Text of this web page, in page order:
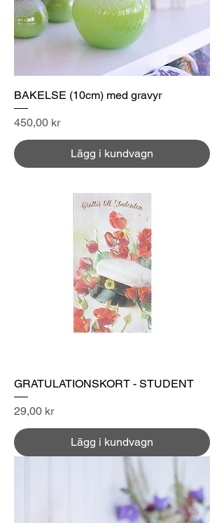
BAKELSE (10cm) med gravyr
Pris
450,00 kr
Lägg i kundvagn
GRATULATIONSKORT - STUDENT
Pris
29,00 kr
Lägg i kundvagn